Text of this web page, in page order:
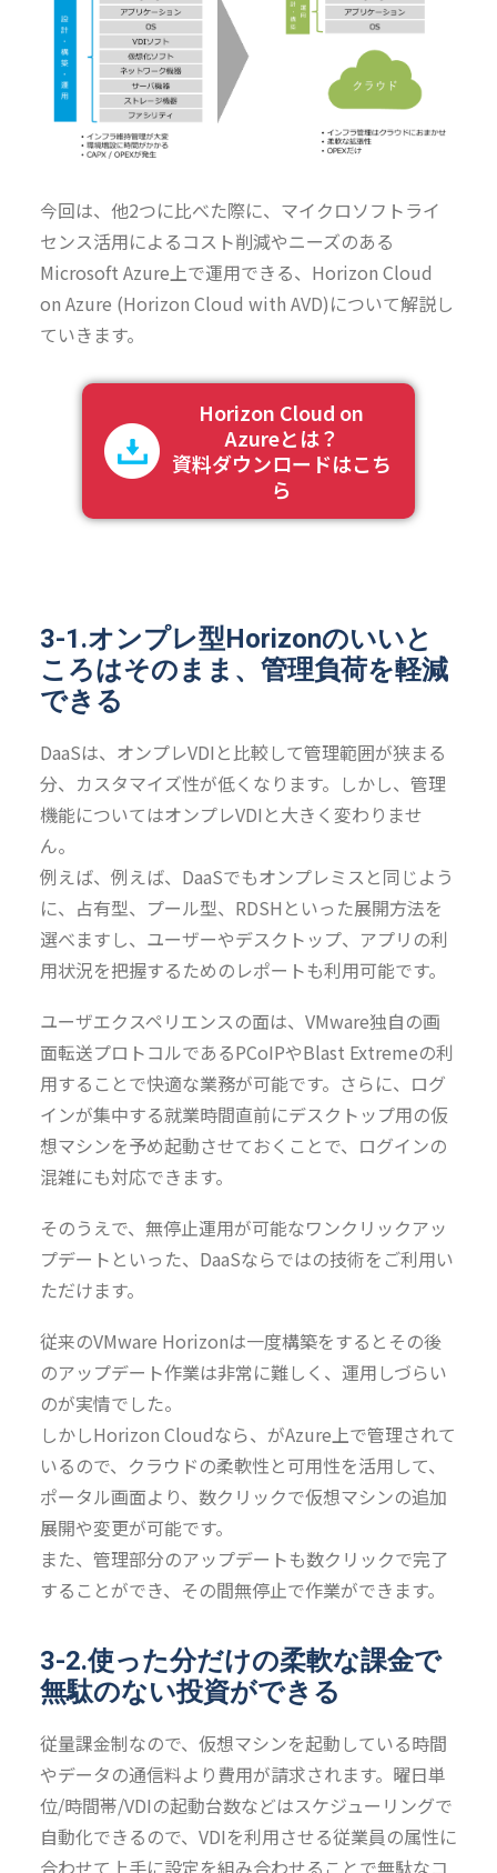
今回は、他2つに比べた際に、マイクロソフトライ
センス活用によるコスト削減やニーズのある
Microsoft Azure上で運用できる、Horizon Cloud
on Azure (Horizon Cloud with AVD)について解説し
ていきます。
Horizon Cloud on
Azureとは？
資料ダウンロードはこち
ら
3-1.オンプレ型Horizonのいいと
ころはそのまま、管理負荷を軽減
できる
DaaSは、オンプレVDIと比較して管理範囲が狭まる
分、カスタマイズ性が低くなります。しかし、管理
機能についてはオンプレVDIと大きく変わりませ
ん。
例えば、例えば、DaaSでもオンプレミスと同じよう
に、占有型、プール型、RDSHといった展開方法を
選べますし、ユーザーやデスクトップ、アプリの利
用状況を把握するためのレポートも利用可能です。
ユーザエクスペリエンスの面は、VMware独自の画
面転送プロトコルであるPCoIPやBlast Extremeの利
用することで快適な業務が可能です。さらに、ログ
インが集中する就業時間直前にデスクトップ用の仮
想マシンを予め起動させておくことで、ログインの
混雑にも対応できます。
そのうえで、無停止運用が可能なワンクリックアッ
プデートといった、DaaSならではの技術をご利用い
ただけます。
従来のVMware Horizonは一度構築をするとその後
のアップデート作業は非常に難しく、運用しづらい
のが実情でした。
しかしHorizon Cloudなら、がAzure上で管理されて
いるので、クラウドの柔軟性と可用性を活用して、
ポータル画面より、数クリックで仮想マシンの追加
展開や変更が可能です。
また、管理部分のアップデートも数クリックで完了
することができ、その間無停止で作業ができます。
3-2.使った分だけの柔軟な課金で
無駄のない投資ができる
従量課金制なので、仮想マシンを起動している時間
やデータの通信料より費用が請求されます。曜日単
位/時間帯/VDIの起動台数などはスケジューリングで
自動化できるので、VDIを利用させる従業員の属性に